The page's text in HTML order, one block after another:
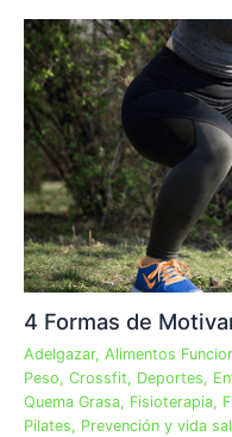
4 Formas de
Adelgazar, Alimentos
Peso, Crossfit, Deportes,
Quema Grasa, Fisioterapia,
Pilates, Prevención y vida